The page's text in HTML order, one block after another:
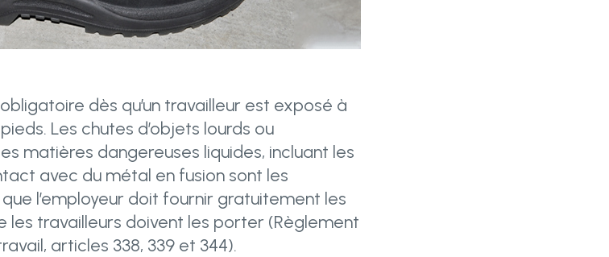
dès qu’un travailleur est exposé à
Les chutes d’objets lourds ou
matières dangereuses liquides, incluant les
avec du métal en fusion sont les
l’employeur doit fournir gratuitement les
les travailleurs doivent les porter (Règlement
articles 338, 339 et 344).